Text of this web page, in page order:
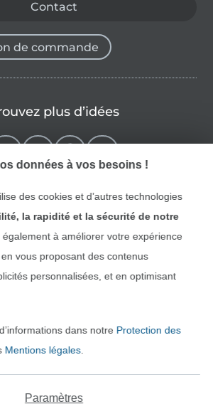
Contact
de commande
plus d’idées
données à vos besoins !
des cookies et d’autres technologies
la rapidité et la sécurité de notre
également à améliorer votre expérience
vous proposant des contenus
personnalisées, et en optimisant
dans notre Protection des
Mentions légales.
Paramètres